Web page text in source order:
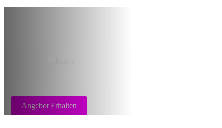
Angebot Erhalten